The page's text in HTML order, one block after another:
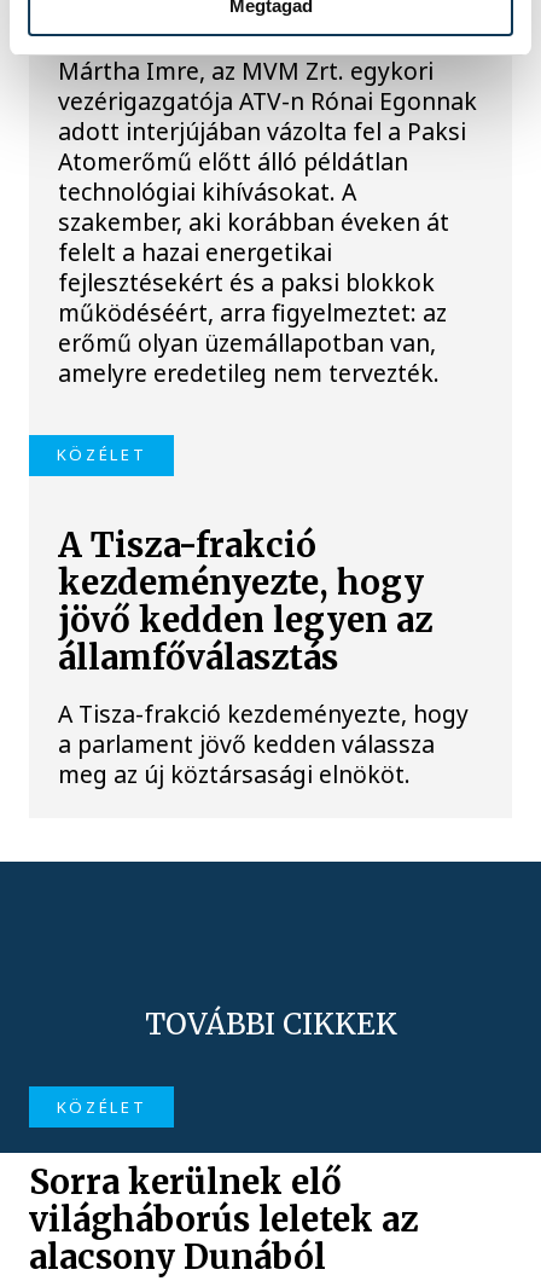
Megtagad
történik, ha leáll Paks?
Mártha Imre, az MVM Zrt. egykori
vezérigazgatója ATV-n Rónai Egonnak
adott interjújában vázolta fel a Paksi
Atomerőmű előtt álló példátlan
technológiai kihívásokat. A
szakember, aki korábban éveken át
felelt a hazai energetikai
fejlesztésekért és a paksi blokkok
működéséért, arra figyelmeztet: az
erőmű olyan üzemállapotban van,
amelyre eredetileg nem tervezték.
KÖZÉLET
A Tisza-frakció
kezdeményezte, hogy
jövő kedden legyen az
államfőválasztás
A Tisza-frakció kezdeményezte, hogy
a parlament jövő kedden válassza
meg az új köztársasági elnököt.
TOVÁBBI CIKKEK
KÖZÉLET
Sorra kerülnek elő
világháborús leletek az
alacsony Dunából